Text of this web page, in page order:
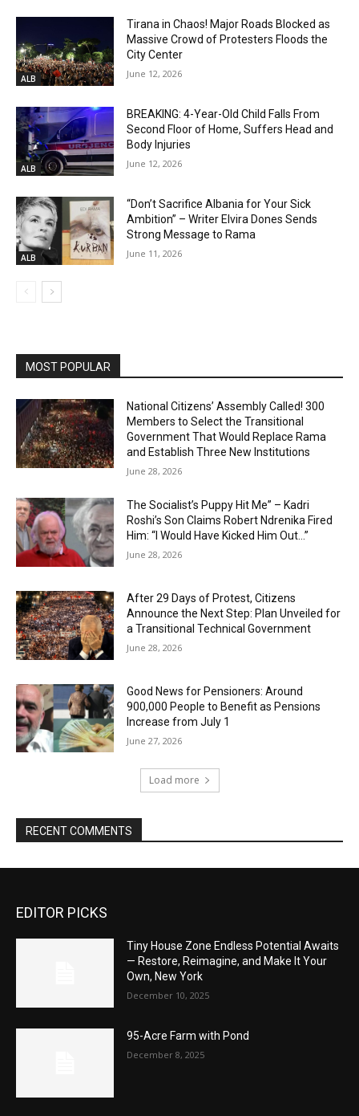
ALB
Tirana in Chaos! Major Roads Blocked as
Massive Crowd of Protesters Floods the
City Center
June 12, 2026
ALB
BREAKING: 4-Year-Old Child Falls From
Second Floor of Home, Suffers Head and
Body Injuries
June 12, 2026
ALB
“Don’t Sacrifice Albania for Your Sick
Ambition” – Writer Elvira Dones Sends
Strong Message to Rama
June 11, 2026
MOST POPULAR
National Citizens’ Assembly Called! 300
Members to Select the Transitional
Government That Would Replace Rama
and Establish Three New Institutions
June 28, 2026
The Socialist’s Puppy Hit Me” – Kadri
Roshi’s Son Claims Robert Ndrenika Fired
Him: “I Would Have Kicked Him Out…”
June 28, 2026
After 29 Days of Protest, Citizens
Announce the Next Step: Plan Unveiled for
a Transitional Technical Government
June 28, 2026
Good News for Pensioners: Around
900,000 People to Benefit as Pensions
Increase from July 1
June 27, 2026
Load more
RECENT COMMENTS
EDITOR PICKS
Tiny House Zone Endless Potential Awaits
— Restore, Reimagine, and Make It Your
Own, New York
December 10, 2025
95-Acre Farm with Pond
December 8, 2025